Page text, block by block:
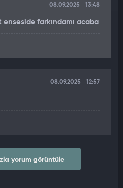
08.09.2025 13:48
enseside farkındamı acaba
08.09.2025 12:57
yorum görüntüle